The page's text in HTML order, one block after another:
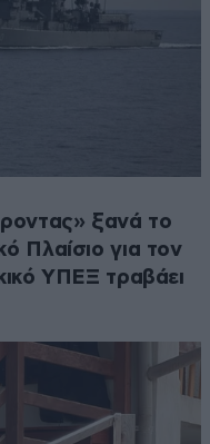
ξανά το
Πλαίσιο για τον
ΥΠΕΞ τραβάει